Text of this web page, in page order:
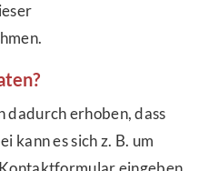
dadurch erhoben, dass
kann es sich z. B. um